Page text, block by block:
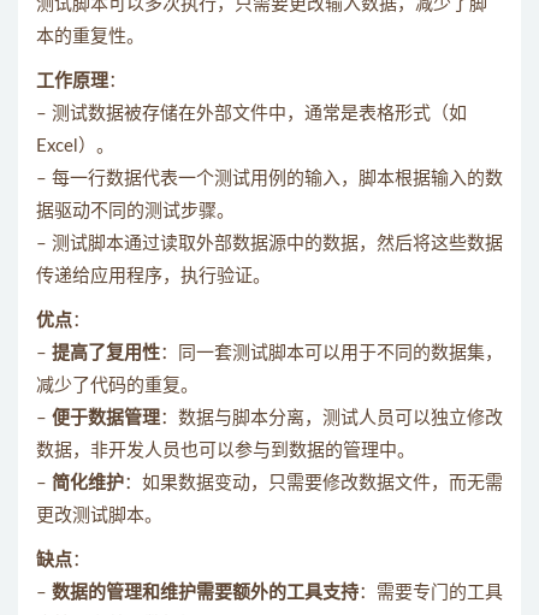
测试脚本可以多次执行，只需要更改输入数据，减少了脚
本的重复性。
工作原理：
– 测试数据被存储在外部文件中，通常是表格形式（如
Excel）。
– 每一行数据代表一个测试用例的输入，脚本根据输入的数
据驱动不同的测试步骤。
– 测试脚本通过读取外部数据源中的数据，然后将这些数据
传递给应用程序，执行验证。
优点：
– 提高了复用性：同一套测试脚本可以用于不同的数据集，
减少了代码的重复。
– 便于数据管理：数据与脚本分离，测试人员可以独立修改
数据，非开发人员也可以参与到数据的管理中。
– 简化维护：如果数据变动，只需要修改数据文件，而无需
更改测试脚本。
缺点：
– 数据的管理和维护需要额外的工具支持：需要专门的工具